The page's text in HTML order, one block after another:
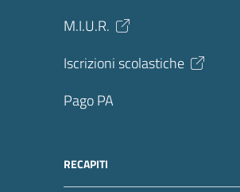
M.I.U.R.
Iscrizioni scolastiche
Pago PA
RECAPITI